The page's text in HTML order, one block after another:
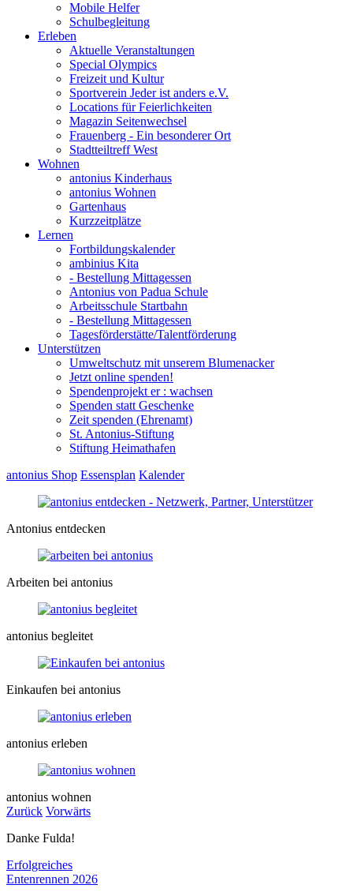
Mobile Helfer
Schulbegleitung
Erleben
Aktuelle Veranstaltungen
Special Olympics
Freizeit und Kultur
Sportverein Jeder ist anders e.V.
Locations für Feierlichkeiten
Magazin Seitenwechsel
Frauenberg - Ein besonderer Ort
Stadtteiltreff West
Wohnen
antonius Kinderhaus
antonius Wohnen
Gartenhaus
Kurzzeitplätze
Lernen
Fortbildungskalender
ambinius Kita
- Bestellung Mittagessen
Antonius von Padua Schule
Arbeitsschule Startbahn
- Bestellung Mittagessen
Tagesförderstätte/Talentförderung
Unterstützen
Umweltschutz mit unserem Blumenacker
Jetzt online spenden!
Spendenprojekt er : wachsen
Spenden statt Geschenke
Zeit spenden (Ehrenamt)
St. Antonius-Stiftung
Stiftung Heimathafen
antonius Shop Essensplan Kalender
Antonius entdecken
Arbeiten bei antonius
antonius begleitet
Einkaufen bei antonius
antonius erleben
antonius wohnen
Zurück Vorwärts
Danke Fulda!
Erfolgreiches
Entenrennen 2026